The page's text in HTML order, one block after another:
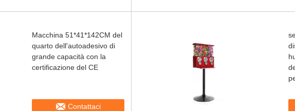
Macchina 51*41*142CM del
quarto dell'autoadesivo di
grande capacità con la
certificazione del CE
Contattaci